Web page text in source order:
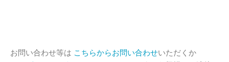
お問い合わせ等は こちらからお問い合わせいただくか